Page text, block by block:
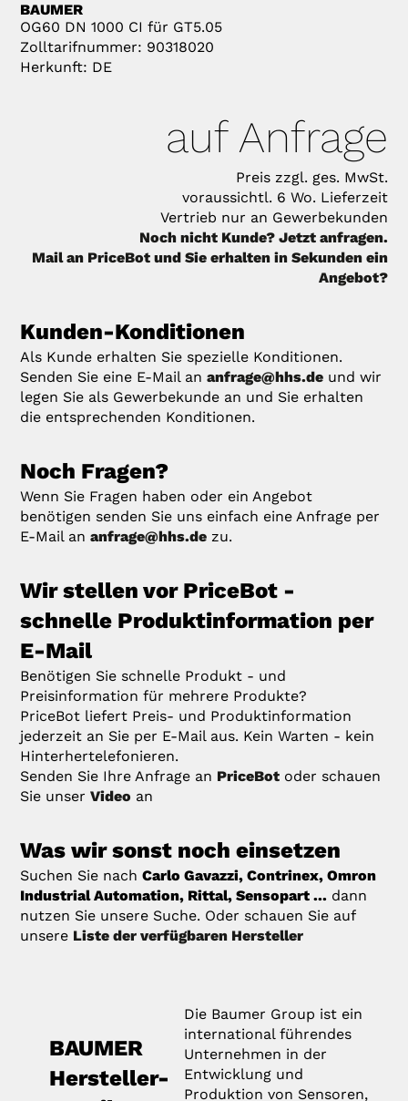
BAUMER
OG60 DN 1000 CI für GT5.05
Zolltarifnummer: 90318020
Herkunft: DE
auf Anfrage
Preis zzgl. ges. MwSt.
voraussichtl. 6 Wo. Lieferzeit
Vertrieb nur an Gewerbekunden
Noch nicht Kunde? Jetzt anfragen.
Mail an PriceBot und Sie erhalten in Sekunden ein
Angebot?
Kunden-Konditionen
Als Kunde erhalten Sie spezielle Konditionen.
Senden Sie eine E-Mail ananfrage@hhs.de und wir
legen Sie als Gewerbekunde an und Sie erhalten
die entsprechenden Konditionen.
Noch Fragen?
Wenn Sie Fragen haben oder ein Angebot
benötigen senden Sie uns einfach eine Anfrage per
E-Mail ananfrage@hhs.de zu.
Wir stellen vor PriceBot -
schnelle Produktinformation per
E-Mail
Benötigen Sie schnelle Produkt - und
Preisinformation für mehrere Produkte?
PriceBot liefert Preis- und Produktinformation
jederzeit an Sie per E-Mail aus. Kein Warten - kein
Hinterhertelefonieren.
Senden Sie Ihre Anfrage an PriceBot oder schauen
Sie unserVideo an
Was wir sonst noch einsetzen
Suchen Sie nachCarlo Gavazzi, Contrinex, Omron
Industrial Automation, Rittal, Sensopart ... dann
nutzen Sie unsere Suche. Oder schauen Sie auf
unsere Liste der verfügbaren Hersteller
BAUMER
Hersteller-
Die Baumer Group ist ein
international führendes
Unternehmen in der
Entwicklung und
Produktion von Sensoren,